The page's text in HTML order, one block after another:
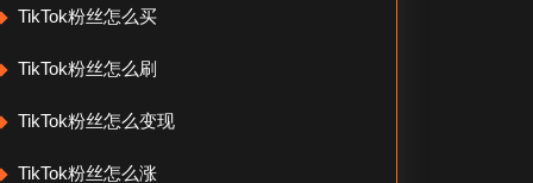
TikTok粉丝怎么买
TikTok粉丝怎么刷
TikTok粉丝怎么变现
TikTok粉丝怎么涨